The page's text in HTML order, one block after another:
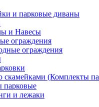
и парковые диваны
и Навесы
ограждения
ограждения
скамейками (Комплекты
парковые
и лежаки